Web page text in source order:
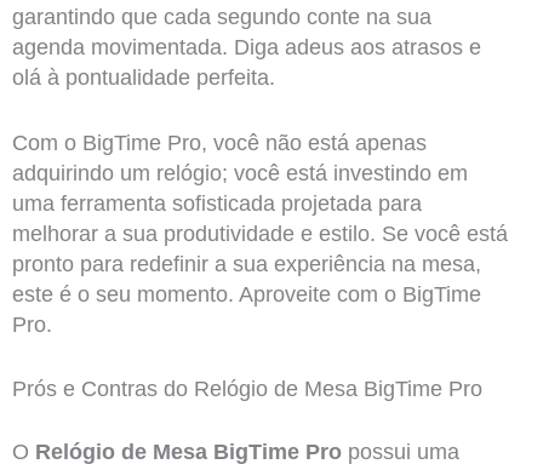
garantindo que cada segundo conte na sua
agenda movimentada. Diga adeus aos atrasos e
olá à pontualidade perfeita.
Com o BigTime Pro, você não está apenas
adquirindo um relógio; você está investindo em
uma ferramenta sofisticada projetada para
melhorar a sua produtividade e estilo. Se você está
pronto para redefinir a sua experiência na mesa,
este é o seu momento. Aproveite com o BigTime
Pro.
Prós e Contras do Relógio de Mesa BigTime Pro
O Relógio de Mesa BigTime Propossui uma